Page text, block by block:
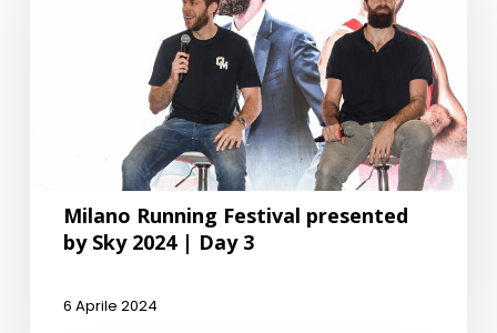
Milano Running Festival presented
by Sky 2024 | Day 3
6 Aprile 2024